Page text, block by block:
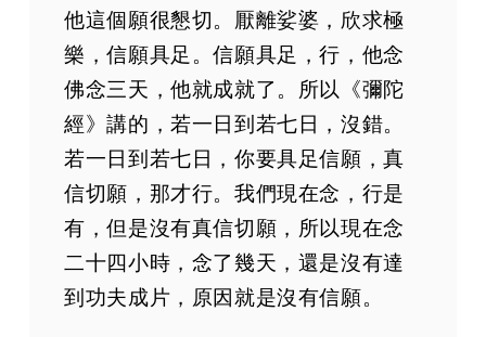
他這個願很懇切。厭離娑婆，欣求極
樂，信願具足。信願具足，行，他念
佛念三天，他就成就了。所以《彌陀
經》講的，若一日到若七日，沒錯。
若一日到若七日，你要具足信願，真
信切願，那才行。我們現在念，行是
有，但是沒有真信切願，所以現在念
二十四小時，念了幾天，還是沒有達
到功夫成片，原因就是沒有信願。